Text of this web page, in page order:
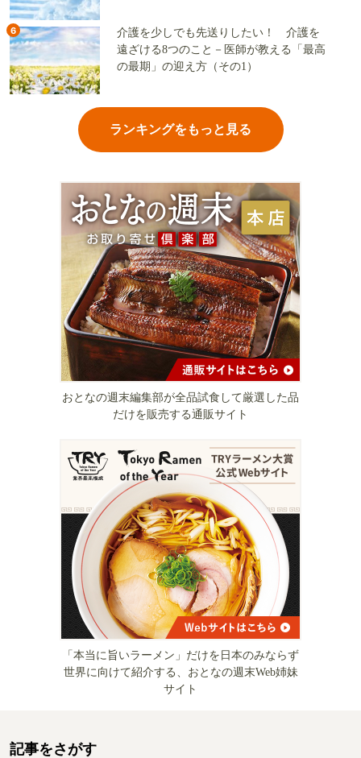
6
介護を少しでも先送りしたい！ 介護を
遠ざける8つのこと－医師が教える「最高
の最期」の迎え方（その1）
ランキングをもっと見る
おとなの週末編集部が全品試食して厳選した品
だけを販売する通販サイト
「本当に旨いラーメン」だけを日本のみならず
世界に向けて紹介する、おとなの週末Web姉妹
サイト
記事をさがす